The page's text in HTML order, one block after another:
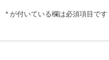
* が付いている欄は必須項目です